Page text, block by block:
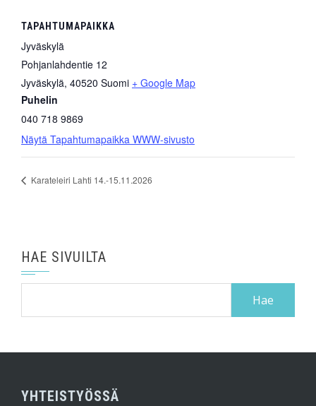
TAPAHTUMAPAIKKA
Jyväskylä
Pohjanlahdentie 12
Jyväskylä, 40520 Suomi + Google Map
Puhelin
040 718 9869
Näytä Tapahtumapaikka WWW-sivusto
Karateleiri Lahti 14.-15.11.2026
HAE SIVUILTA
YHTEISTYÖSSÄ